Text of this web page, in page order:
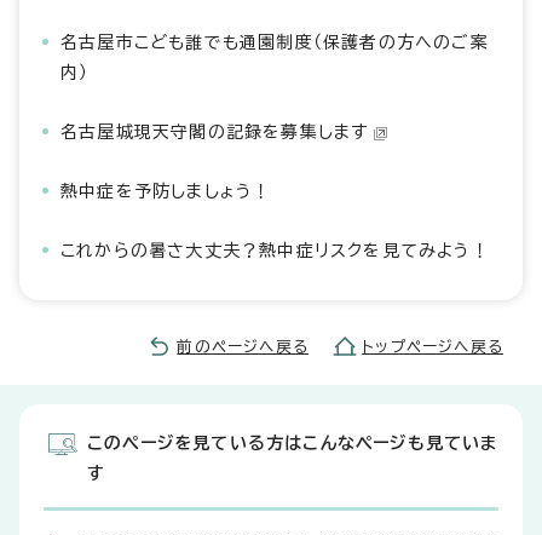
名古屋市こども誰でも通園制度（保護者の方へのご案
内）
名古屋城現天守閣の記録を募集します
熱中症を予防しましょう！
これからの暑さ大丈夫？熱中症リスクを見てみよう！
前のページへ戻る トップページへ戻る
このページを見ている方はこんなページも見ていま
す